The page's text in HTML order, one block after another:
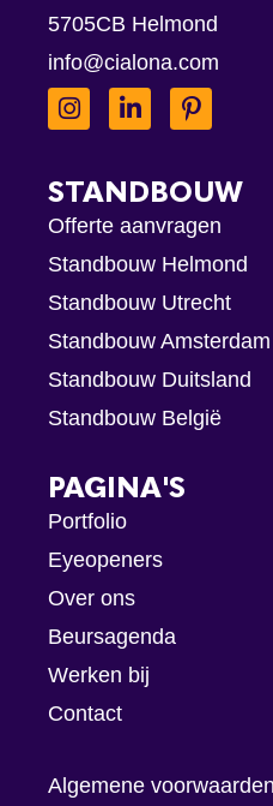
5705CB Helmond
info@cialona.com
STANDBOUW
Offerte aanvragen
Standbouw Helmond
Standbouw Utrecht
Standbouw Amsterdam
Standbouw Duitsland
Standbouw België
PAGINA'S
Portfolio
Eyeopeners
Over ons
Beursagenda
Werken bij
Contact
Algemene voorwaarden